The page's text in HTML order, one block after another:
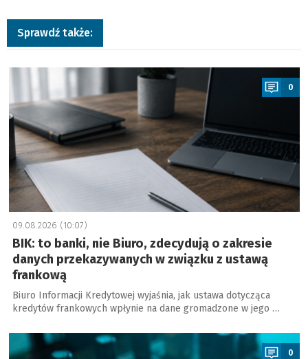
Sprawdź także:
a
0
09.08.2026 (10:07)
BIK: to banki, nie Biuro, zdecydują o zakresie
danych przekazywanych w związku z ustawą
frankową
Biuro Informacji Kredytowej wyjaśnia, jak ustawa dotycząca
kredytów frankowych wpłynie na dane gromadzone w jego …
a
0